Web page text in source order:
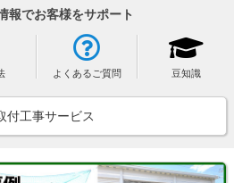
報でお客様をサポート
よくあるご質問 豆知識
付工事サービス